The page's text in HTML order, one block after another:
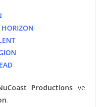
Productions ve
.